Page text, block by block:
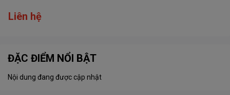
Liên hệ
ĐẶC ĐIỂM NỔI BẬT
Nội dung đang được cập nhật